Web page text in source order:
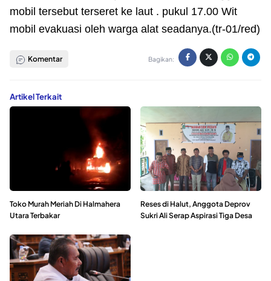
mobil tersebut terseret ke laut . pukul 17.00 Wit
mobil evakuasi oleh warga alat seadanya.(tr-01/red)
Komentar Bagikan:
Artikel Terkait
Toko Murah Meriah Di Halmahera
Utara Terbakar
Reses di Halut, Anggota Deprov
Sukri Ali Serap Aspirasi Tiga Desa